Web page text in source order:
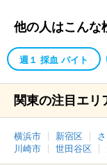
他の人はこんな
週１ 採血 バイト
関東の注目エリ
横浜市 新宿区
川崎市
世田谷区